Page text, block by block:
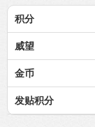
积分
威望
金币
发贴积分